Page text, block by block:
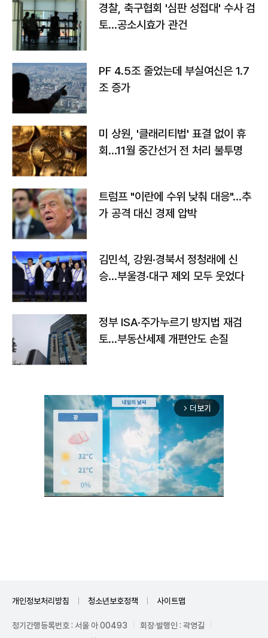
경찰, 축구협회 '심판 성접대' 수사 검
토…공소시효가 관건
PF 4.5조 줄었는데 부실여신은 1.7
조 증가
미 상원, '클래리티법' 표결 없이 휴
회…11월 중간선거 전 처리 불투명
트럼프 "이란에 수위 낮춰 대응"…추
가 공격 대신 경제 압박
김민석, 강원·경북서 정청래에 신
승…부울경·대구 제외 모두 웃었다
정부 ISA·주가누르기 방지법 재검
토…부동산세제 개편안도 손질
arrow_forward_ios 더보기
개인정보처리방침 청소년보호정책 사이트맵
정기간행등록번호 : 서울 아 00493
회장·발행인 : 곽영길